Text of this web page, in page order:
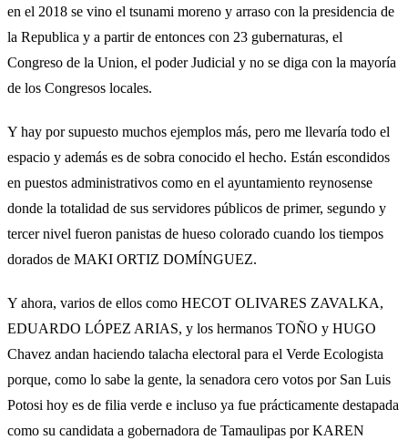
en el 2018 se vino el tsunami moreno y arraso con la presidencia de
la Republica y a partir de entonces con 23 gubernaturas, el
Congreso de la Union, el poder Judicial y no se diga con la mayoría
de los Congresos locales.
Y hay por supuesto muchos ejemplos más, pero me llevaría todo el
espacio y además es de sobra conocido el hecho. Están escondidos
en puestos administrativos como en el ayuntamiento reynosense
donde la totalidad de sus servidores públicos de primer, segundo y
tercer nivel fueron panistas de hueso colorado cuando los tiempos
dorados de MAKI ORTIZ DOMÍNGUEZ.
Y ahora, varios de ellos como HECOT OLIVARES ZAVALKA,
EDUARDO LÓPEZ ARIAS, y los hermanos TOÑO y HUGO
Chavez andan haciendo talacha electoral para el Verde Ecologista
porque, como lo sabe la gente, la senadora cero votos por San Luis
Potosi hoy es de filia verde e incluso ya fue prácticamente destapada
como su candidata a gobernadora de Tamaulipas por KAREN